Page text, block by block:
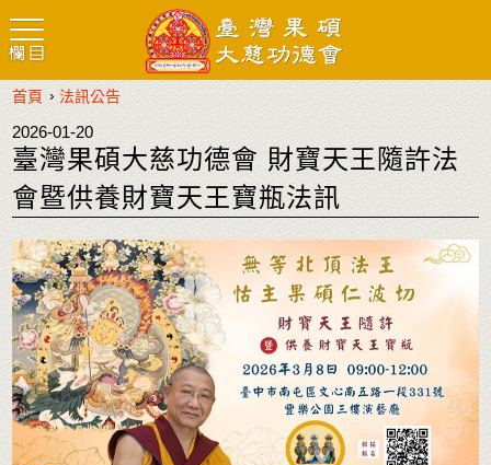
首頁 ›法訊公告
臺灣果碩大慈功德會 財寶天王隨許法
會暨供養財寶天王寶瓶法訊
2026-01-20